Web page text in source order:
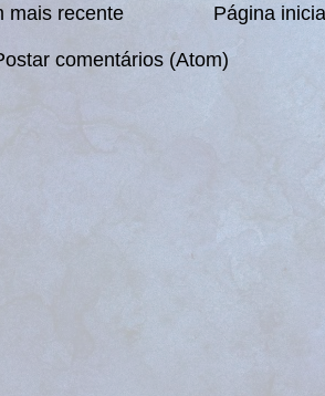
mais recente Página
comentários (Atom)